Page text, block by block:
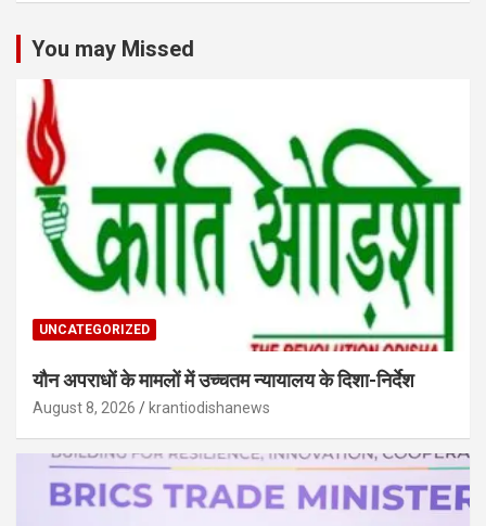
You may Missed
UNCATEGORIZED
यौन अपराधों के मामलों में उच्चतम न्यायालय के दिशा-निर्देश
August 8, 2026 krantiodishanews